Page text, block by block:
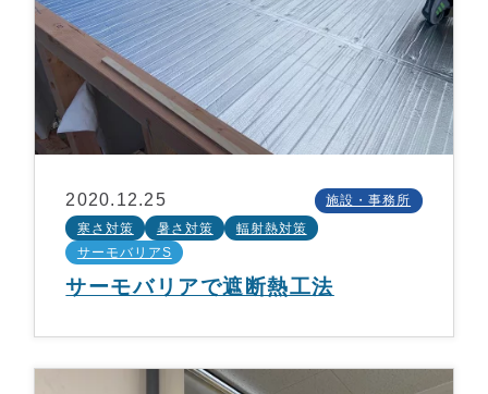
2020.12.25
施設・事務所
寒さ対策
暑さ対策
輻射熱対策
サーモバリアS
サーモバリアで遮断熱工法